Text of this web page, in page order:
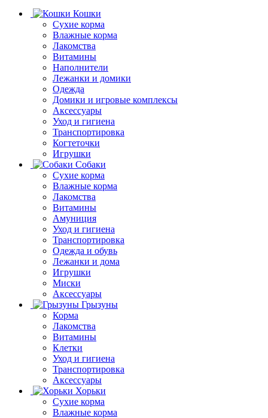
Кошки
Сухие корма
Влажные корма
Лакомства
Витамины
Наполнители
Лежанки и домики
Одежда
Домики и игровые комплексы
Аксессуары
Уход и гигиена
Транспортировка
Когтеточки
Игрушки
Собаки
Сухие корма
Влажные корма
Лакомства
Витамины
Амуниция
Уход и гигиена
Транспортировка
Одежда и обувь
Лежанки и дома
Игрушки
Миски
Аксессуары
Грызуны
Корма
Лакомства
Витамины
Клетки
Уход и гигиена
Транспортировка
Аксессуары
Хорьки
Сухие корма
Влажные корма